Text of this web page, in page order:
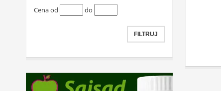
Cena od do
FILTRUJ